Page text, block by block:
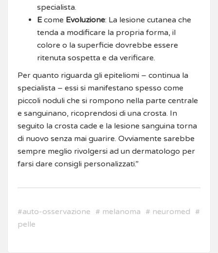
specialista.
E come Evoluzione: La lesione cutanea che
tenda a modificare la propria forma, il
colore o la superficie dovrebbe essere
ritenuta sospetta e da verificare.
Per quanto riguarda gli epiteliomi – continua la
specialista – essi si manifestano spesso come
piccoli noduli che si rompono nella parte centrale
e sanguinano, ricoprendosi di una crosta. In
seguito la crosta cade e la lesione sanguina torna
di nuovo senza mai guarire. Ovviamente sarebbe
sempre meglio rivolgersi ad un dermatologo per
farsi dare consigli personalizzati.”
#auto-osservazione # melanoma # neuromed #
pelle